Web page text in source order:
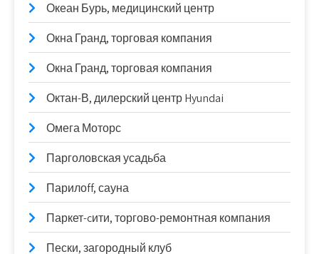
Океан Бурь, медицинский центр
Окна Гранд, торговая компания
Окна Гранд, торговая компания
Октан-В, дилерский центр Hyundai
Омега Моторс
Парголовская усадьба
Парилоff, сауна
Паркет-cити, торгово-ремонтная компания
Пески, загородный клуб